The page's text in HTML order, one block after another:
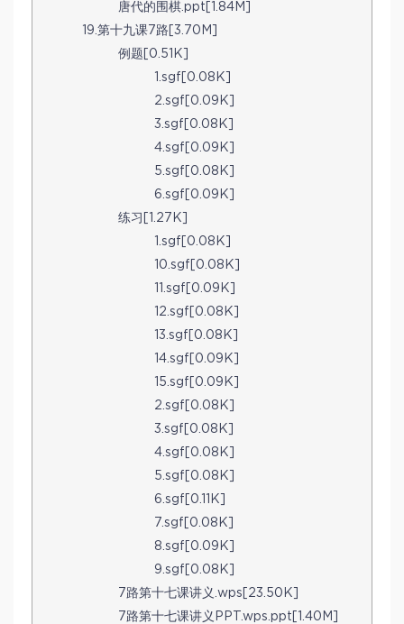
唐代的围棋.ppt[1.84M]
19.第十九课7路[3.70M]
例题[0.51K]
1.sgf[0.08K]
2.sgf[0.09K]
3.sgf[0.08K]
4.sgf[0.09K]
5.sgf[0.08K]
6.sgf[0.09K]
练习[1.27K]
1.sgf[0.08K]
10.sgf[0.08K]
11.sgf[0.09K]
12.sgf[0.08K]
13.sgf[0.08K]
14.sgf[0.09K]
15.sgf[0.09K]
2.sgf[0.08K]
3.sgf[0.08K]
4.sgf[0.08K]
5.sgf[0.08K]
6.sgf[0.11K]
7.sgf[0.08K]
8.sgf[0.09K]
9.sgf[0.08K]
7路第十七课讲义.wps[23.50K]
7路第十七课讲义PPT.wps.ppt[1.40M]